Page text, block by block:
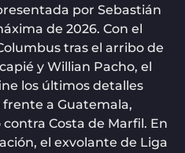
por Sebastián
de 2026. Con el
tras el arribo de
y Willian Pacho, el
los últimos detalles
a Guatemala,
Costa de Marfil. En
el exvolante de Liga